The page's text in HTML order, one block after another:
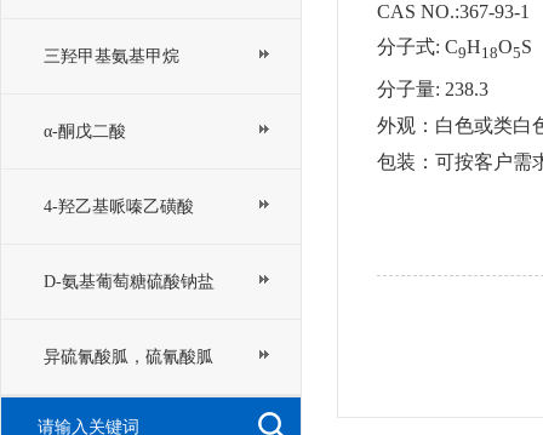
三羟甲基氨基甲烷
α-酮戊二酸
4-羟乙基哌嗪乙磺酸
D-氨基葡萄糖硫酸钠盐
异硫氰酸胍，硫氰酸胍
CAS NO.:367-93-1
分子式: C9H18O5S
分子量: 238.3
外观：白色或类白
包装：可按客户需